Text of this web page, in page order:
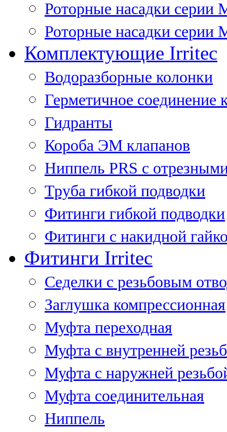
Роторные насадки серии
Роторные насадки серии
Комплектующие Irritec
Водоразборные колонки
Герметичное соединение
Гидранты
Короба ЭМ клапанов
Ниппель PRS с
Труба гибкой подводки
Фитинги гибкой подводки
Фитинги с накидной
Фитинги Irritec
Седелки с резьбовым
Заглушка компрессионная
Муфта переходная
Муфта с внутренней
Муфта с наружней
Муфта соединительная
Ниппель